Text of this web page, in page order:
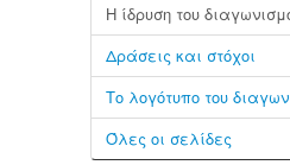
MNAE - Μια Νέα Αρχή στα
Εκπαιδευτικές Επισκέψεις
Δραστηριότητες
e-Βιβλιοθήκη
Η ίδρυση του
Δράσεις και στόχοι
Το λογότυπο του
Όλες οι σελίδες